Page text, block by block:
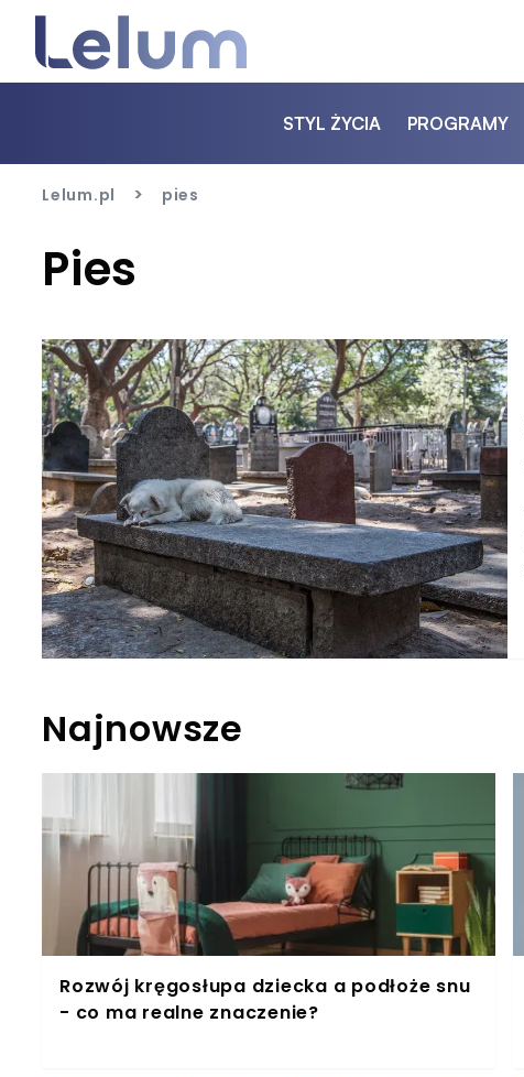
STYL ŻYCIA PROGRAMY
Lelum.pl > pies
Pies
Najnowsze
Rozwój kręgosłupa dziecka a podłoże snu
- co ma realne znaczenie?